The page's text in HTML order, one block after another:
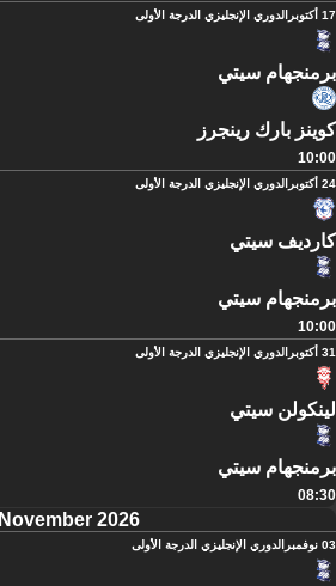
17 أكتوبر الدوري الإنجليزي الدرجة الأولى
برمنجهام سيتي
كوينز بارك رينجرز
10:00
24 أكتوبر الدوري الإنجليزي الدرجة الأولى
كارديف سيتي
برمنجهام سيتي
10:00
31 أكتوبر الدوري الإنجليزي الدرجة الأولى
لينكولن سيتي
برمنجهام سيتي
08:30
November 2026
03 نوفمبر الدوري الإنجليزي الدرجة الأولى